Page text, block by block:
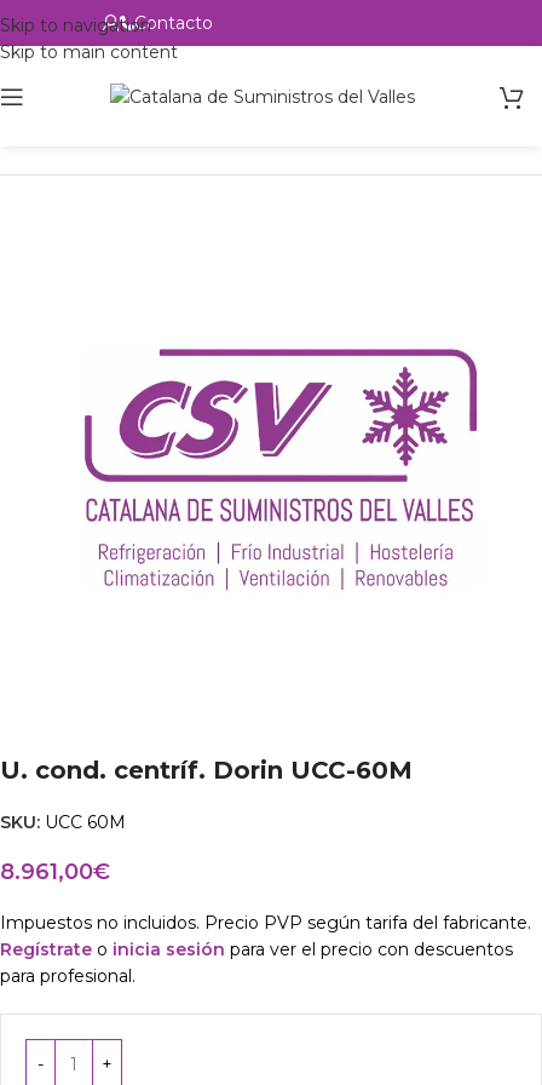
Skip to navigation
Skip to main content
Contacto
U. cond. centríf. Dorin UCC-60M
SKU: UCC 60M
8.961,00€
Impuestos no incluidos. Precio PVP según tarifa del fabricante.
Regístrate o inicia sesión para ver el precio con descuentos
para profesional.